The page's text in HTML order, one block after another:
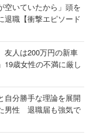
空いていたから」頭を
退職【衝撃エピソード
友人は200万円の新車
歳女性の不満に厳し
自分勝手な理論を展開
男性 退職届も強気で